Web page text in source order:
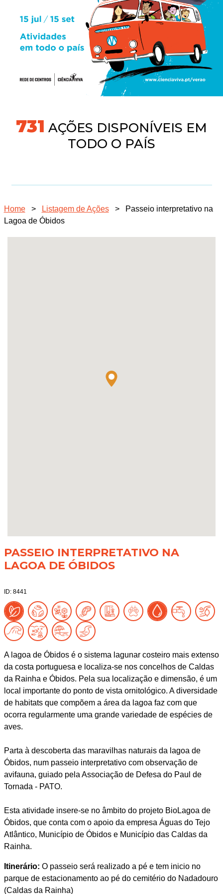
745 AÇÕES DISPONÍVEIS EM
TODO O PAÍS
Home > Listagem de Ações >
Passeio interpretativo na
Lagoa de Óbidos
PASSEIO INTERPRETATIVO NA
LAGOA DE ÓBIDOS
ID: 8441
A lagoa de Óbidos é o sistema lagunar costeiro mais extenso
da costa portuguesa e localiza-se nos concelhos de Caldas
da Rainha e Óbidos. Pela sua localização e dimensão, é um
local importante do ponto de vista ornitológico. A diversidade
de habitats que compõem a área da lagoa faz com que
ocorra regularmente uma grande variedade de espécies de
aves.
Parta à descoberta das maravilhas naturais da lagoa de
Óbidos, num passeio interpretativo com observação de
avifauna, guiado pela Associação de Defesa do Paul de
Tornada - PATO.
Esta atividade insere-se no âmbito do projeto BioLagoa de
Óbidos, que conta com o apoio da empresa Águas do Tejo
Atlântico, Município de Óbidos e Município das Caldas da
Rainha.
Itinerário: O passeio será realizado a pé e tem inicio no
parque de estacionamento ao pé do cemitério do Nadadouro
(Caldas da Rainha)